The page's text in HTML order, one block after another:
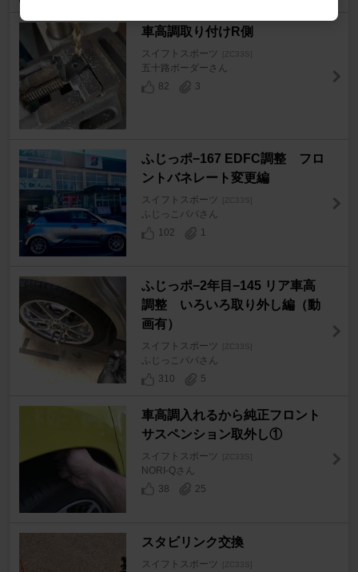
車高調取り付けR側
スイフトスポーツ [ZC33S]
五十路ボーダーさん
82
3
ふじっポ−167 EDFC調整 フロ
ントバネレート変更編
スイフトスポーツ [ZC33S]
ふじっこパパさん
102
1
ふじっポ−2年目−145 リア車高
調整 いろいろ取り外し編（動
画有）
スイフトスポーツ [ZC33S]
ふじっこパパさん
310
5
車高調入れるから純正フロント
サスペンション取外し①
スイフトスポーツ [ZC33S]
NORI-Qさん
38
25
スタビリンク交換
スイフトスポーツ [ZC33S]